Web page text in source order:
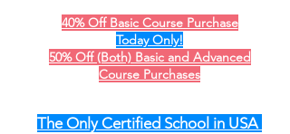
40% Off Basic Course Purchase
Today Only!
50% Off (Both) Basic and Advanced
Course Purchases
The Only Certified School in USA